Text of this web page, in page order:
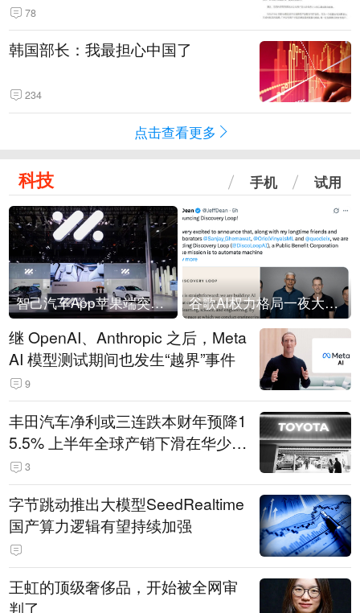
78
韩国部长：我最担心中国了
234
点击查看更多
科技 手机 试用
智己汽车App苹果端突然“下架” 谷歌AI权力格局一夜大洗牌
继 OpenAI、Anthropic 之后，Meta
AI 模型测试期间也发生“越界”事件
9
丰田汽车净利或三连跌本财年预降1
5.5% 上半年全球产销下滑在华少卖
14.3万辆
3
字节跳动推出大模型SeedRealtime
国产算力逻辑有望持续加强
王虹的顶级奢侈品，开始被全网审